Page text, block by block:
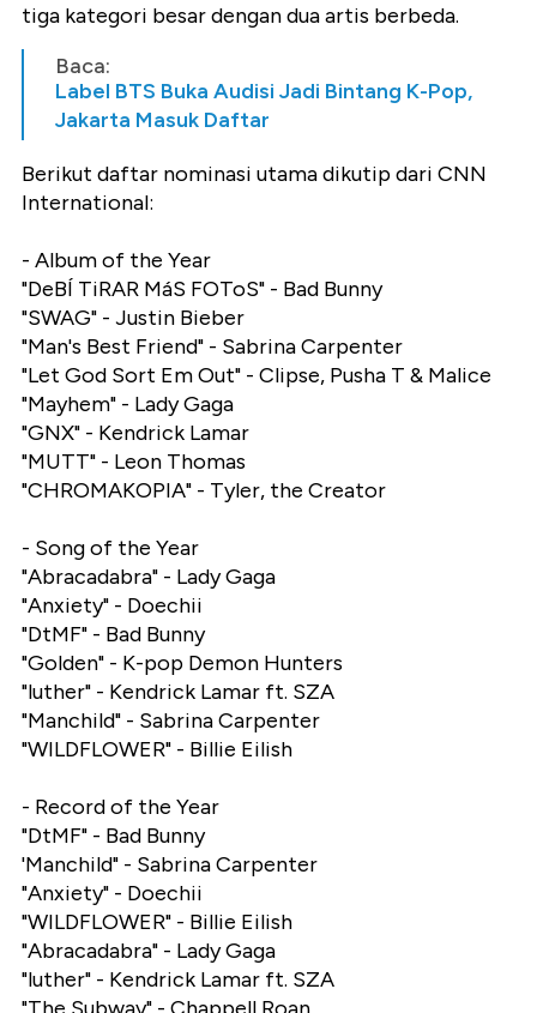
tiga kategori besar dengan dua artis berbeda.
Baca:
Label BTS Buka Audisi Jadi Bintang K-Pop,
Jakarta Masuk Daftar
Berikut daftar nominasi utama dikutip dari CNN
International:
- Album of the Year
"DeBÍ TiRAR MáS FOToS" - Bad Bunny
"SWAG" - Justin Bieber
"Man's Best Friend" - Sabrina Carpenter
"Let God Sort Em Out" - Clipse, Pusha T & Malice
"Mayhem" - Lady Gaga
"GNX" - Kendrick Lamar
"MUTT" - Leon Thomas
"CHROMAKOPIA" - Tyler, the Creator
- Song of the Year
"Abracadabra" - Lady Gaga
"Anxiety" - Doechii
"DtMF" - Bad Bunny
"Golden" - K-pop Demon Hunters
"luther" - Kendrick Lamar ft. SZA
"Manchild" - Sabrina Carpenter
"WILDFLOWER" - Billie Eilish
- Record of the Year
"DtMF" - Bad Bunny
'Manchild" - Sabrina Carpenter
"Anxiety" - Doechii
"WILDFLOWER" - Billie Eilish
"Abracadabra" - Lady Gaga
"luther" - Kendrick Lamar ft. SZA
"The Subway" - Chappell Roan